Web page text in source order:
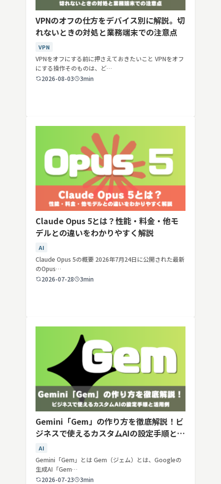
VPNのオフの仕方をデバイス別に解説。切
れないときの対処と業務端末での注意点
VPN
VPNをオフにする前に押さえておきたいこと VPNをオフ
にする操作そのものは、ど…
2026-08-03
3min
Claude Opus 5とは？性能・料金・他モ
デルとの違いをわかりやすく解説
AI
Claude Opus 5の概要 2026年7月24日に公開された最新
のOpus…
2026-07-28
3min
Gemini「Gem」の作り方を徹底解説！ビ
ジネスで使えるカスタムAIの設定手順と活
用例
AI
Gemini「Gem」とは Gem（ジェム）とは、Googleの
生成AI「Gem…
2026-07-23
3min